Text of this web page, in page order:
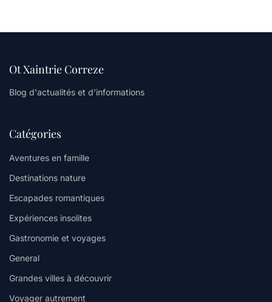
Ot Xaintrie Correze
Blog d'actualités et d'informations
Catégories
Aventures en famille
Destinations nature
Escapades romantiques
Expériences insolites
Gastronomie et voyages
General
Grandes villes à découvrir
Voyager autrement